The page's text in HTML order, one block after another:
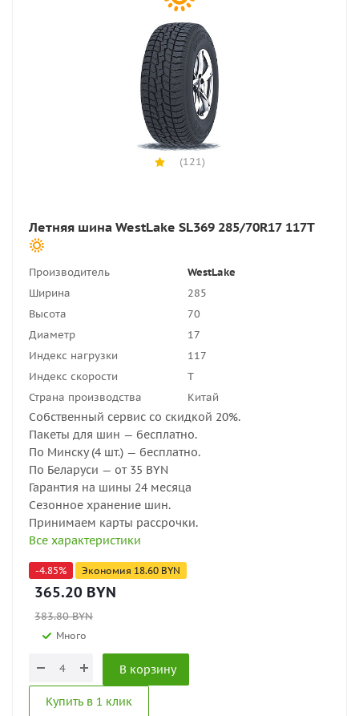
(121)
Летняя шина WestLake SL369 285/70R17 117T
Производитель
WestLake
Ширина
285
Высота
70
Диаметр
17
Индекс нагрузки
117
Индекс скорости
T
Страна производства
Китай
Собственный сервис со скидкой 20%.
Пакеты для шин — бесплатно.
По Минску (4 шт.) — бесплатно.
По Беларуси — от 35 BYN
Гарантия на шины 24 месяца
Сезонное хранение шин.
Принимаем карты рассрочки.
Все характеристики
-4.85% Экономия 18.60 BYN
365.20 BYN
383.80BYN
Много
В корзину
Купить в 1 клик